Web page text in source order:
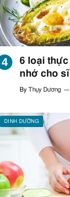
6 loại
nhớ cho
By Thụy Dương
DINH DƯỠNG